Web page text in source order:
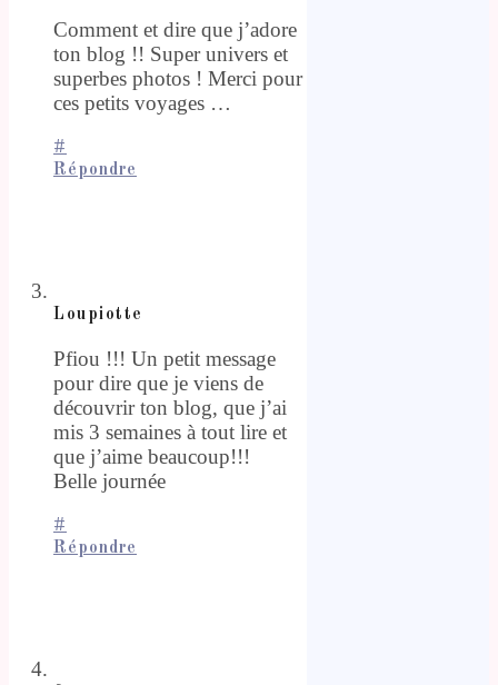
Comment et dire que j’adore
ton blog !! Super univers et
superbes photos ! Merci pour
ces petits voyages …
#
Répondre
Loupiotte
Pfiou !!! Un petit message
pour dire que je viens de
découvrir ton blog, que j’ai
mis 3 semaines à tout lire et
que j’aime beaucoup!!!
Belle journée
#
Répondre